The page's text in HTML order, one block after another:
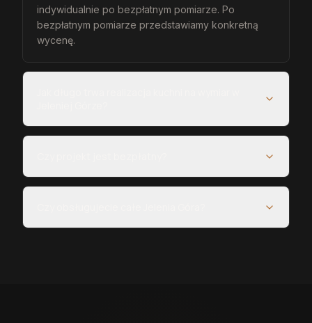
indywidualnie po bezpłatnym pomiarze. Po
bezpłatnym pomiarze przedstawiamy konkretną
wycenę.